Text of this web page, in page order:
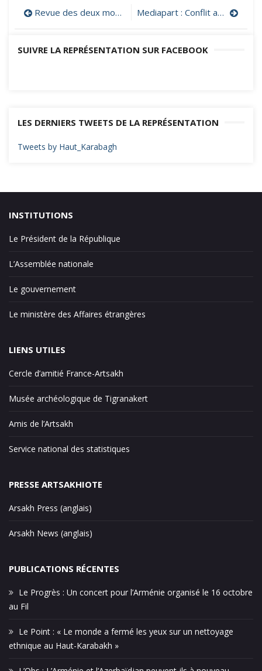
Navigation
de
l’article
Revue des deux mondes : Erdogan à l’assaut des Arméniens du Karabakh Mediapart : Conflit au Karabagh, où l’urgence de rendre aux Arméniens ce qui leur appartient
SUIVRE LA REPRÉSENTATION SUR FACEBOOK
LES DERNIERS TWEETS DE LA REPRÉSENTATION
Tweets by Haut_Karabagh
INSTITUTIONS
Le Président de la République
L’Assemblée nationale
Le gouvernement
Le ministère des Affaires étrangères
LIENS UTILES
Cercle d’amitié France-Artsakh
Musée archéologique de Tigranakert
Amis de l’Artsakh
Service national des statistiques
PRESSE ARTSAKHIOTE
Arsakh Press (anglais)
Arsakh News (anglais)
PUBLICATIONS RÉCENTES
Le Progrès : Un concert pour l’Arménie organisé le 16 octobre
au Fil
Le Point : « Le monde a fermé les yeux sur un nettoyage
ethnique au Haut-Karabakh »